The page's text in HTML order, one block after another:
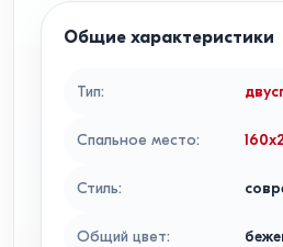
Общие характеристики
Тип:
Спальное место:
Стиль:
Общий цвет: